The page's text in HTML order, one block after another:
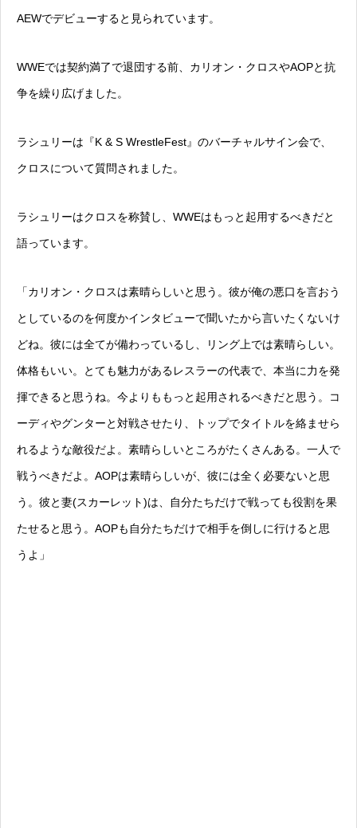
AEWでデビューすると見られています。
WWEでは契約満了で退団する前、カリオン・クロスやAOPと抗
争を繰り広げました。
ラシュリーは『K & S WrestleFest』のバーチャルサイン会で、
クロスについて質問されました。
ラシュリーはクロスを称賛し、WWEはもっと起用するべきだと
語っています。
「カリオン・クロスは素晴らしいと思う。彼が俺の悪口を言おう
としているのを何度かインタビューで聞いたから言いたくないけ
どね。彼には全てが備わっているし、リング上では素晴らしい。
体格もいい。とても魅力があるレスラーの代表で、本当に力を発
揮できると思うね。今よりももっと起用されるべきだと思う。コ
ーディやグンターと対戦させたり、トップでタイトルを絡ませら
れるような敵役だよ。素晴らしいところがたくさんある。一人で
戦うべきだよ。AOPは素晴らしいが、彼には全く必要ないと思
う。彼と妻(スカーレット)は、自分たちだけで戦っても役割を果
たせると思う。AOPも自分たちだけで相手を倒しに行けると思
うよ」